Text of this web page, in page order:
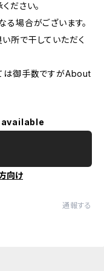
ださい。
場合がございます。
所で干していただく
は御手数ですがAbout
向け
通報する